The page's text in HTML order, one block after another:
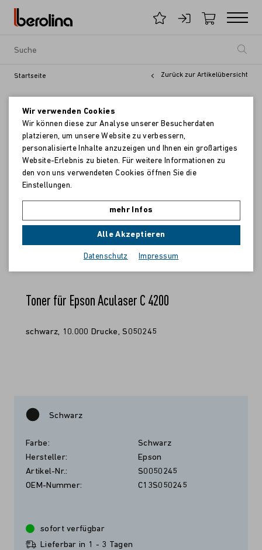
Startseite Zurück zur Artikelübersicht
Toner für Epson Aculaser C 4200
schwarz, 10.000 Drucke, S050245
Schwarz
Farbe:
Schwarz
Hersteller:
Epson
Artikel-Nr.:
S0050245
OEM-Nummer:
C13S050245
sofort verfügbar
Lieferbar in 1 - 3 Tagen
Wir verwenden Cookies
Wir können diese zur Analyse unserer Besucherdaten
platzieren, um unsere Website zu verbessern,
personalisierte Inhalte anzuzeigen und Ihnen ein großartiges
Website-Erlebnis zu bieten. Für weitere Informationen zu
den von uns verwendeten Cookies öffnen Sie die
Einstellungen.
mehr Infos
Alle Akzeptieren
Datenschutz Impressum